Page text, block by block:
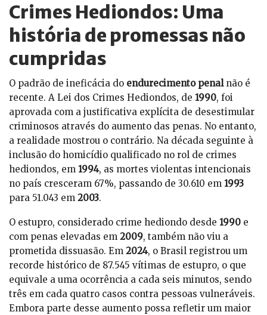
Crimes Hediondos: Uma
história de promessas não
cumpridas
O padrão de ineficácia do endurecimento penalnão é
recente. A Lei dos Crimes Hediondos, de 1990, foi
aprovada com a justificativa explícita de desestimular
criminosos através do aumento das penas. No entanto,
a realidade mostrou o contrário. Na década seguinte à
inclusão do homicídio qualificado no rol de crimes
hediondos, em 1994, as mortes violentas intencionais
no país cresceram 67%, passando de 30.610 em 1993
para 51.043 em 2003.
O estupro, considerado crime hediondo desde 1990 e
com penas elevadas em 2009, também não viu a
prometida dissuasão. Em 2024, o Brasil registrou um
recorde histórico de 87.545 vítimas de estupro, o que
equivale a uma ocorrência a cada seis minutos, sendo
três em cada quatro casos contra pessoas vulneráveis.
Embora parte desse aumento possa refletir um maior